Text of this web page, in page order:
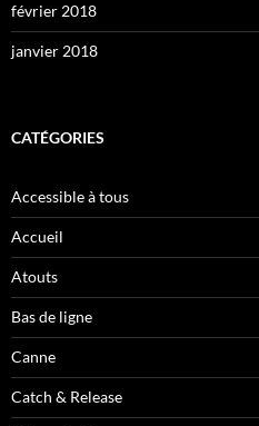
février 2018
janvier 2018
CATÉGORIES
Accessible à tous
Accueil
Atouts
Bas de ligne
Canne
Catch & Release